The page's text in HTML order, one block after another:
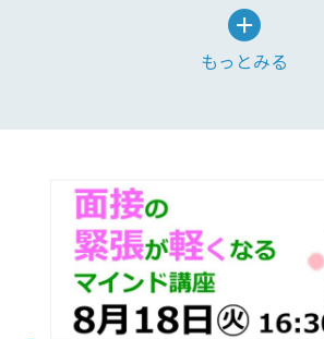
もっとみる